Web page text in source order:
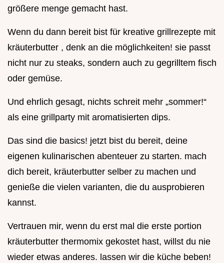
größere menge gemacht hast.
Wenn du dann bereit bist für kreative grillrezepte mit
kräuterbutter , denk an die möglichkeiten! sie passt
nicht nur zu steaks, sondern auch zu gegrilltem fisch
oder gemüse.
Und ehrlich gesagt, nichts schreit mehr „sommer!“
als eine grillparty mit aromatisierten dips.
Das sind die basics! jetzt bist du bereit, deine
eigenen kulinarischen abenteuer zu starten. mach
dich bereit, kräuterbutter selber zu machen und
genieße die vielen varianten, die du ausprobieren
kannst.
Vertrauen mir, wenn du erst mal die erste portion
kräuterbutter thermomix gekostet hast, willst du nie
wieder etwas anderes. lassen wir die küche beben!